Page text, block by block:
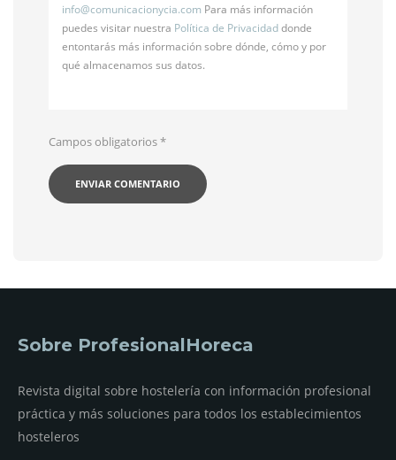
info@comunicacionycia.com Para más información
puedes visitar nuestra Política de Privacidaddonde
entontarás más información sobre dónde, cómo y por
qué almacenamos sus datos.
Campos obligatorios*
Sobre ProfesionalHoreca
Revista digital sobre hostelería con información profesional
práctica y más soluciones para todos los establecimientos
hosteleros